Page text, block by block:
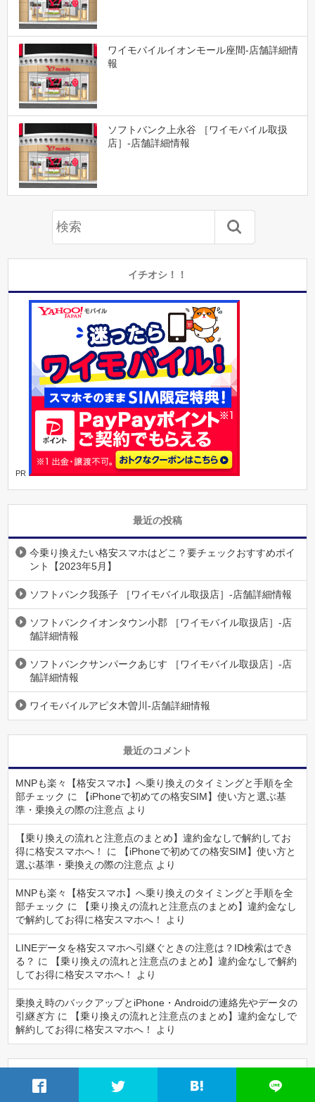
ワイモバイルイオンモール座間-店舗詳細情
報
ソフトバンク上永谷 ［ワイモバイル取扱
店］-店舗詳細情報
イチオシ！！
PR
最近の投稿
今乗り換えたい格安スマホはどこ？要チェックおすすめポイ
ント【2023年5月】
ソフトバンク我孫子 ［ワイモバイル取扱店］-店舗詳細情報
ソフトバンクイオンタウン小郡 ［ワイモバイル取扱店］-店
舗詳細情報
ソフトバンクサンパークあじす ［ワイモバイル取扱店］-店
舗詳細情報
ワイモバイルアピタ木曽川-店舗詳細情報
最近のコメント
MNPも楽々【格安スマホ】へ乗り換えのタイミングと手順を全
部チェック に
【iPhoneで初めての格安SIM】使い方と選ぶ基
準・乗換えの際の注意点 より
【乗り換えの流れと注意点のまとめ】違約金なしで解約してお
得に格安スマホへ！
に
【iPhoneで初めての格安SIM】使い方と
選ぶ基準・乗換えの際の注意点 より
MNPも楽々【格安スマホ】へ乗り換えのタイミングと手順を全
部チェック に
【乗り換えの流れと注意点のまとめ】違約金なし
で解約してお得に格安スマホへ！
より
LINEデータを格安スマホへ引継ぐときの注意は？ID検索はでき
る？ に
【乗り換えの流れと注意点のまとめ】違約金なしで解約
してお得に格安スマホへ！
より
乗換え時のバックアップとiPhone・Androidの連絡先やデータの
引継ぎ方 に
【乗り換えの流れと注意点のまとめ】違約金なしで
解約してお得に格安スマホへ！
より